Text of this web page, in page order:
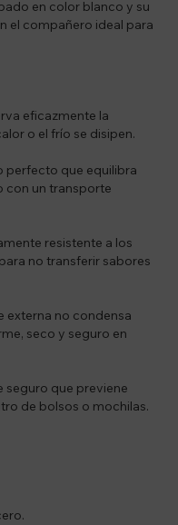
en color blanco y su
el compañero ideal para
eficazmente la
o el frío se disipen.
perfecto que equilibra
con un transporte
resistente a los
no transferir sabores
externa no condensa
seco y seguro en
seguro que previene
de bolsos o mochilas.